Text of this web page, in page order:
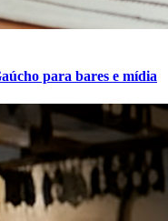
para bares e mídia